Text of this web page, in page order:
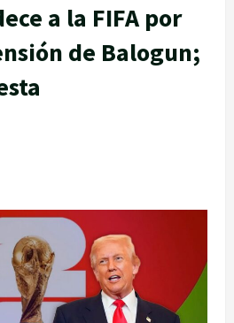
a la FIFA por
de Balogun;